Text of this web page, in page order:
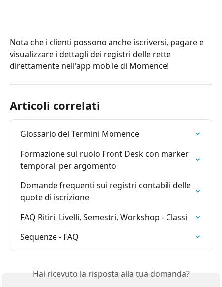
Nota che i clienti possono anche iscriversi, pagare e
visualizzare i dettagli dei registri delle rette
direttamente nell'app mobile di Momence!
Articoli correlati
Glossario dei Termini Momence
Formazione sul ruolo Front Desk con marker
temporali per argomento
Domande frequenti sui registri contabili delle
quote di iscrizione
FAQ Ritiri, Livelli, Semestri, Workshop - Classi
Sequenze - FAQ
Hai ricevuto la risposta alla tua domanda?